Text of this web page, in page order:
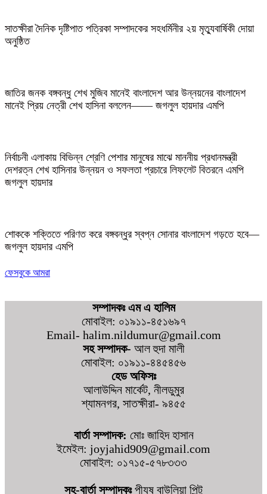
সাতক্ষীরা দৈনিক দৃষ্টিপাত পত্রিকা সম্পাদকের সহধর্মিনীর ২য় মৃত্যুবার্ষিকী দোয়া
অনুষ্ঠিত
জাতির জনক বঙ্গবন্ধু শেখ মুজিব মানেই বাংলাদেশ আর উন্নয়নের বাংলাদেশ
মানেই প্রিয় নেত্রী শেখ হাসিনা বললেন—— জগলুল হায়দার এমপি
নির্বাচনী এলাকায় বিভিন্ন শ্রেণি পেশার মানুষের মাঝে মাননীয় প্রধানমন্ত্রী
দেশরত্ন শেখ হাসিনার উন্নয়ন ও সফলতা প্রচারে লিফলেট বিতরনে এমপি
জগলুল হায়দার
শোককে শক্তিতে পরিণত করে বঙ্গবন্ধুর স্বপ্ন সোনার বাংলাদেশ গড়তে হবে—
জগলুল হায়দার এমপি
ফেসবুকে আমরা
সম্পাদকঃ এম এ হালিম
মোবাইল: ০১৯১১-৪৫১৬৯৭
Email- halim.nildumur@gmail.com
সহ সম্পাদক- আল হুদা মালী
মোবাইল: ০১৯১১-৪৪৫৪৫৬
হেড অফিসঃ
আলাউদ্দিন মার্কেট, নীলডুমুর
শ্যামনগর, সাতক্ষীরা- ৯৪৫৫
বার্তা সম্পাদক: মোঃ জাহিদ হাসান
ইমেইল: joyjahid909@gmail.com
মোবাইল: ০১৭১৫-৫৭৮৩৩৩
সহ-বার্তা সম্পাদকঃপীযুষ বাউলিয়া পিন্টু